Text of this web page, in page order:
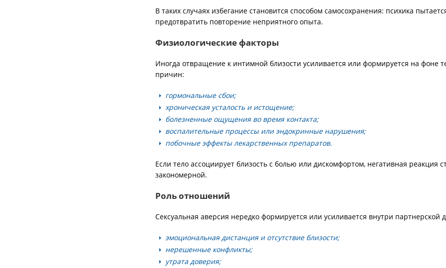
В таких случаях избегание становится способом самосохранения: психика
предотвратить повторение неприятного опыта.
Физиологические факторы
Иногда отвращение к интимной близости усиливается или формируется на фоне
причин:
гормональные сбои;
хроническая усталость и истощение;
болезненные ощущения во время контакта;
воспалительные процессы или эндокринные нарушения;
побочные эффекты лекарственных препаратов.
Если тело ассоциирует близость с болью или дискомфортом, негативная реакция
закономерной.
Роль отношений
Сексуальная аверсия нередко формируется или усиливается внутри партнерской
эмоциональная дистанция и отсутствие близости;
нерешенные конфликты;
утрата доверия;